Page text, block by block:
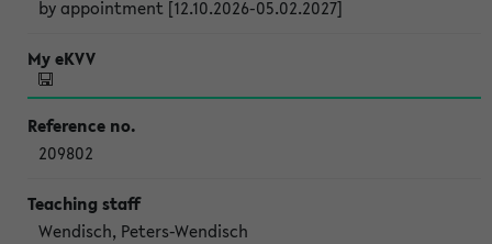
by appointment [12.10.2026-05.02.2027]
209802
Wendisch, Peters-Wendisch